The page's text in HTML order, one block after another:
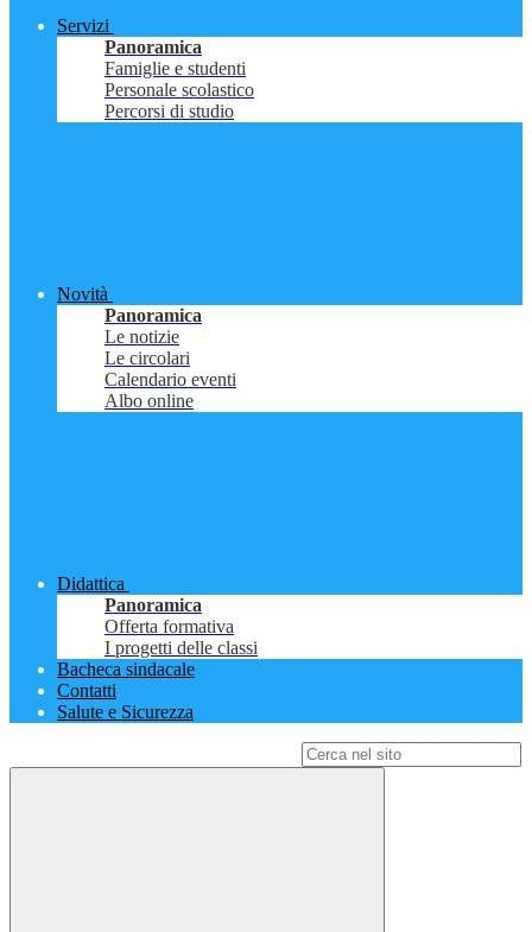
Servizi
Panoramica
Famiglie e studenti
Personale scolastico
Percorsi di studio
Novità
Panoramica
Le notizie
Le circolari
Calendario eventi
Albo online
Didattica
Panoramica
Offerta formativa
I progetti delle classi
Bacheca sindacale
Contatti
Salute e Sicurezza